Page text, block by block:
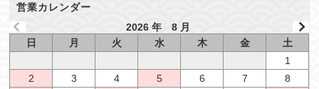
営業カレンダー
2026 年 8 月
日
月 火 水 木 金
土
1
2
3 4 5 6 7
8